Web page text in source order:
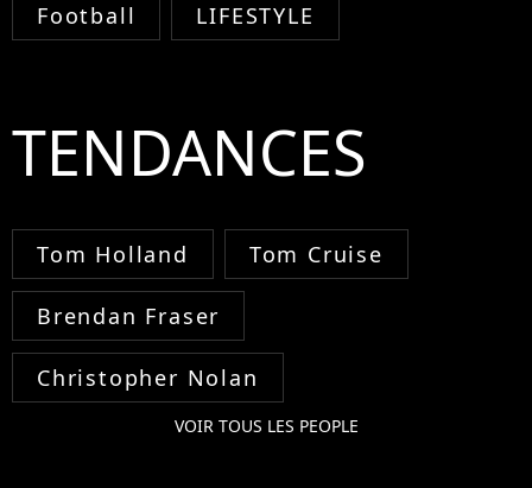
Football LIFESTYLE
TENDANCES
Tom Holland Tom Cruise
Brendan Fraser
Christopher Nolan
VOIR TOUS LES PEOPLE